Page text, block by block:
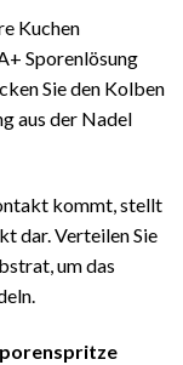
Kuchen
Sporenlösung
Sie den Kolben
aus der Nadel
kommt, stellt
dar. Verteilen Sie
um das